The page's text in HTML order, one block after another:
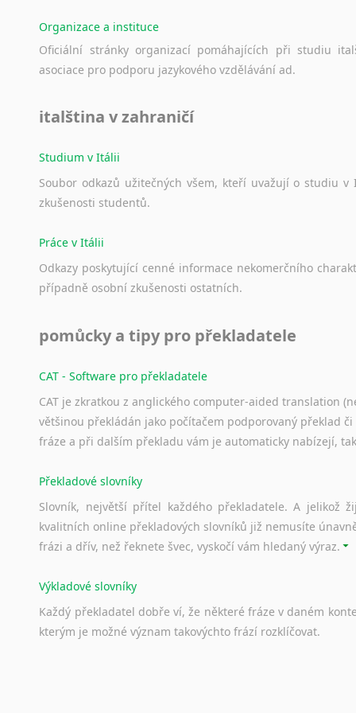
Organizace a instituce
Oficiální stránky organizací pomáhajících při studiu
asociace pro podporu jazykového vzdělávání ad.
italština v zahraničí
Studium v Itálii
Soubor odkazů užitečných všem, kteří uvažují o studiu v
zkušenosti studentů.
Práce v Itálii
Odkazy poskytující cenné informace nekomerčního
případně osobní zkušenosti ostatních.
pomůcky a tipy pro překladatele
CAT - Software pro překladatele
CAT je zkratkou z anglického computer-aided translation
většinou překládán jako počítačem podporovaný překlad
fráze a při dalším překladu vám je automaticky nabízejí,
Překladové slovníky
Slovník, největší přítel každého překladatele. A jelikož
kvalitních online překladových slovníků již nemusíte
frázi a dřív, než řeknete švec, vyskočí vám hledaný výraz.
Výkladové slovníky
Každý překladatel dobře ví, že některé fráze v daném
kterým je možné význam takovýchto frází rozklíčovat.